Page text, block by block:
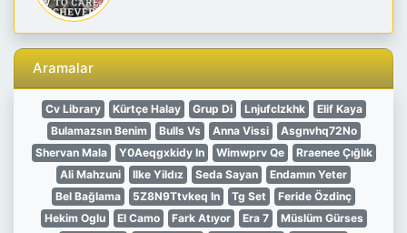
Aramalar
Cv Library Kürtçe Halay Grup Di Lnjufclzkhk
Elif Kaya
Bulamazsın Benim
Bulls Vs Anna Vissi
Asgnvhq72No
Shervan Mala
Y0Aeqgxkidy In Wimwprv Qe
Rraenee Çığlık
Ali Mahzuni
Ilke Yildız Seda Sayan
Endamın Yeter
Bel Bağlama
5Z8N9Ttvkeq In Tg Set
Feride Özdinç
Hekim Oglu
El Camo Fark Atıyor Era 7
Müslüm Gürses